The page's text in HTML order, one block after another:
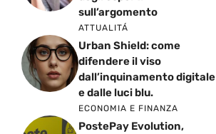
sull’argomento
ATTUALITÁ
Urban Shield: come
difendere il viso
dall’inquinamento digitale
e dalle luci blu.
ECONOMIA E FINANZA
PostePay Evolution,